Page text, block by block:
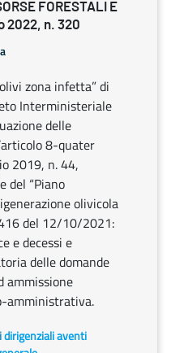
FORESTALI E
2022, n. 320
zona infetta” di
Interministeriale
delle
8-quater
2019, n. 44,
del “Piano
olivicola
416 del 12/10/2021:
e decessi e
delle domande
ammissione
amministrativa.
aventi